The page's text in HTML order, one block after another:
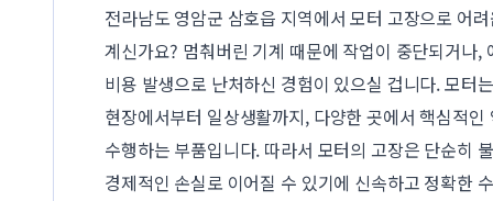
전라남도 영암군 삼호읍 지역에서 모터 고장으로 어
계신가요? 멈춰버린 기계 때문에 작업이 중단되거나,
비용 발생으로 난처하신 경험이 있으실 겁니다. 모터
현장에서부터 일상생활까지, 다양한 곳에서 핵심적인
수행하는 부품입니다. 따라서 모터의 고장은 단순히
경제적인 손실로 이어질 수 있기에 신속하고 정확한